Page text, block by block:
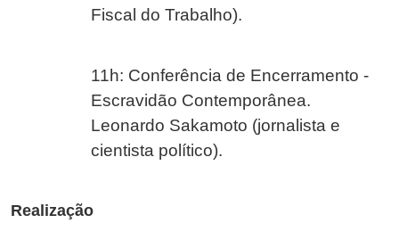
Fiscal do Trabalho).
11h: Conferência de Encerramento -
Escravidão Contemporânea.
Leonardo Sakamoto (jornalista e
cientista político).
Realização